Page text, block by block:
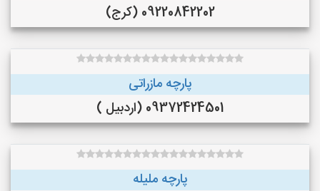
09220842202 (کرج)
پارچه مازراتی
09372424501 (اردبیل )
پارچه ملیله